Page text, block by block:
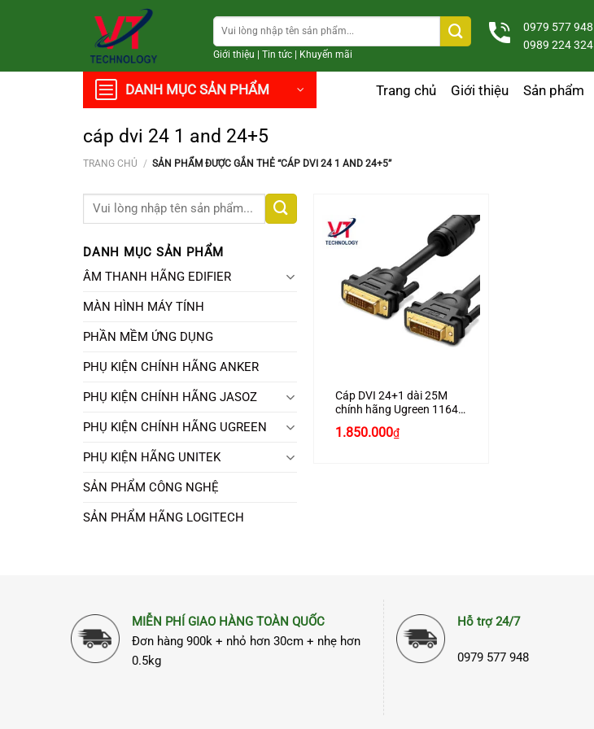
Tìm
kiếm:
Giới thiệu Tin tức| Khuyến mãi
0979 577 948
0989 224 324
DANH MỤC SẢN PHẨM Trang chủ Giới thiệu Sản phẩm
cáp dvi 24 1 and 24+5
TRANG CHỦ / SẢN PHẨM ĐƯỢC GẮN THẺ “CÁP DVI 24 1 AND 24+5”
Tìm
DANH MỤC SẢN PHẨM
ÂM THANH HÃNG EDIFIER
MÀN HÌNH MÁY TÍNH
PHẦN MỀM ỨNG DỤNG
PHỤ KIỆN CHÍNH HÃNG ANKER
PHỤ KIỆN CHÍNH HÃNG JASOZ
PHỤ KIỆN CHÍNH HÃNG UGREEN
PHỤ KIỆN HÃNG UNITEK
SẢN PHẨM CÔNG NGHỆ
SẢN PHẨM HÃNG LOGITECH
Cáp DVI 24+1 dài 25M
chính hãng Ugreen 11644
1.850.000₫
MIỄN PHÍ GIAO HÀNG TOÀN QUỐC
Đơn hàng 900k + nhỏ hơn 30cm + nhẹ hơn
0.5kg
Hỗ trợ 24/7
0979 577 948